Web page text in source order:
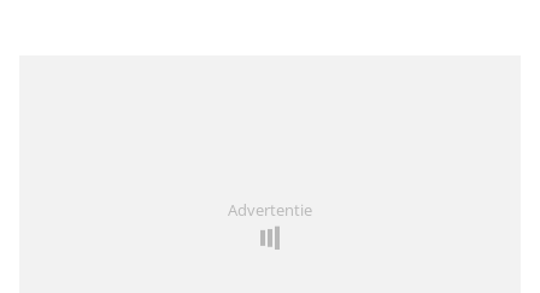
Advertentie